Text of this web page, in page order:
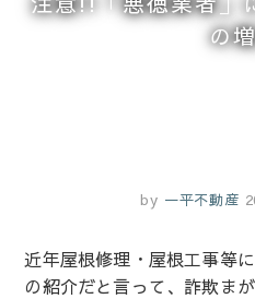
の
by 一平不動産
近年屋根修理・屋根工事等
の紹介だと言って、詐欺ま